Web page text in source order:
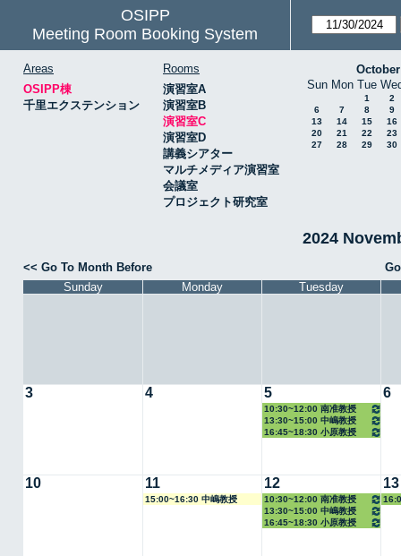
OSIPP
Meeting Room Booking System
Areas
OSIPP棟
千里エクステンション
Rooms
演習室A
演習室B
演習室C
演習室D
講義シアター
マルチメディア演習室
会議室
プロジェクト研究室
Sun Mon Tue
1
2
6
7 8
9
13
14 15
16
20
21 22
23
27
28 29 30
2024
<< Go To Month Before
Sunday
Monday Tuesday
3 4 5
10:30~12:00 南准教授
13:30~15:00 中嶋教授
16:45~18:30 小原教授
6
10 11
15:00~16:30 中嶋教授
12
10:30~12:00 南准教授
13:30~15:00 中嶋教授
16:45~18:30 小原教授
13